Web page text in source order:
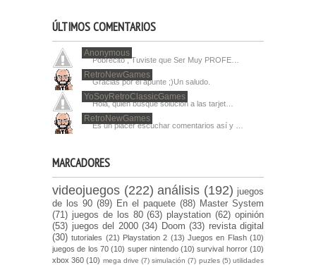
ÚLTIMOS COMENTARIOS
Anonymous
Pobrecito , Tuviste que Ser Muy PROFE…
RetroNewGames
Gracias por el apunte ;)Un saludo.
YoSoyRetroClassicGames
Hola, quien busque solucion a las tarjet…
RetroNewGames
Es un placer escuchar comentarios así y …
MARCADORES
videojuegos (222) análisis (192) juegos
de los 90 (89) En el paquete (88) Master System
(71) juegos de los 80 (63) playstation (62) opinión
(53) juegos del 2000 (34) Doom (33) revista digital
(30) tutoriales (21) Playstation 2 (13) Juegos en Flash (10)
juegos de los 70 (10) super nintendo (10) survival horror (10)
xbox 360 (10) mega drive (7) simulación (7) puzles (5) utilidades